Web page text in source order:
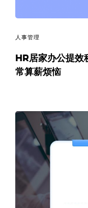
人事管理
HR居家办公提效
常算薪烦恼